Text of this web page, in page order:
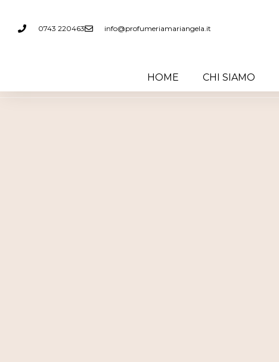
0743 220463 info@profumeriamariangela.it
HOME CHI SIAMO
info@profumeriamariangela.it
HOME CHI SIAMO